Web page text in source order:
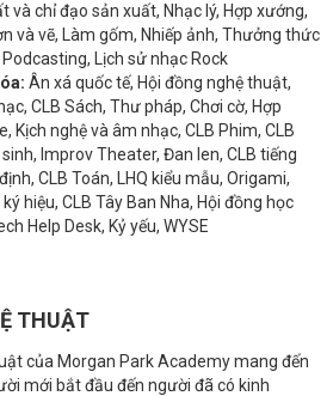
và chỉ đạo sản xuất, Nhạc lý, Hợp xướng,
và vẽ, Làm gốm, Nhiếp ảnh, Thưởng thức
Lịch sử nhạc Rock
Ân xá quốc tế, Hội đồng nghệ thuật,
CLB Sách, Thư pháp, Chơi cờ, Hợp
Kịch nghệ và âm nhạc, CLB Phim, CLB
Improv Theater, Đan len, CLB tiếng
CLB Toán, LHQ kiểu mẫu, Origami,
hiệu, CLB Tây Ban Nha, Hội đồng học
Help Desk, Kỷ yếu, WYSE
THUẬT
của Morgan Park Academy mang đến
mới bắt đầu đến người đã có kinh